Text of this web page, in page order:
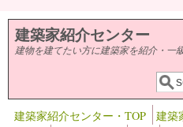
メインコンテンツに移動
建築家紹介センター
建物を建てたい方に建築家を紹介・一
検
検索
建築家紹介センター・TOP 建築